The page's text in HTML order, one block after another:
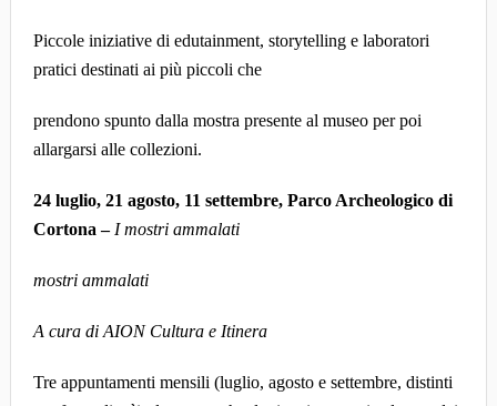
Piccole iniziative di edutainment, storytelling e laboratori
pratici destinati ai più piccoli che
prendono spunto dalla mostra presente al museo per poi
allargarsi alle collezioni.
24 luglio, 21 agosto, 11 settembre, Parco Archeologico di
Cortona – I mostri ammalati
mostri ammalati
A cura di AION Cultura e Itinera
Tre appuntamenti mensili (luglio, agosto e settembre, distinti